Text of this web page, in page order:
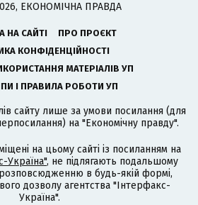
ЕКОНОМІЧНА ПРАВДА
НА САЙТІ
ПРО ПРОЄКТ
КОНФІДЕНЦІЙНОСТІ
МАТЕРІАЛІВ УП
І ПРАВИЛА РОБОТИ УП
сайту лише за умови посилання (для
на "Економічну правду".
на цьому сайті із посиланням на
Україна", не підлягають подальшому
в будь-якій формі,
дозволу агентства "Інтерфакс-
Україна".